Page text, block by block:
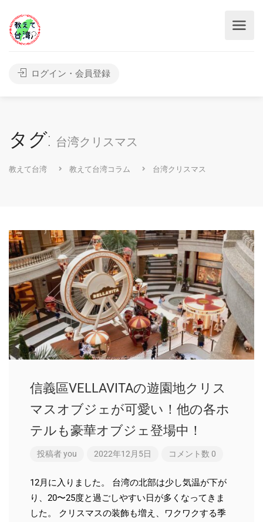
ログイン・会員登録
タグ: 台湾クリスマス
教えて台湾 教えて台湾コラム 台湾クリスマス
信義區VELLAVITAの遊園地クリス
マスオブジェが可愛い！他の各ホ
テルも豪華オブジェ登場中！
投稿者you 2022年12月5日 コメント数 0
12月に入りました。 台湾の北部は少し気温が下が
り、20〜25度と過ごしやすい日が多くなってきま
した。 クリスマスの装飾も増え、ワクワクする季